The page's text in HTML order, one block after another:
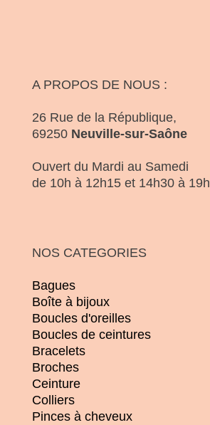
A PROPOS DE NOUS :
26 Rue de la République,
69250 Neuville-sur-Saône
Ouvert du Mardi au Samedi
de 10h à 12h15 et 14h30 à 19h
NOS CATEGORIES
Bagues
Boîte à bijoux
Boucles d'oreilles
Boucles de ceintures
Bracelets
Broches
Ceinture
Colliers
Pinces à cheveux